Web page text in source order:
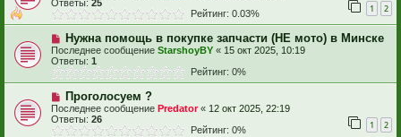
Ответы: 25 1 2
Рейтинг: 0.03%
Нужна помощь в покупке запчасти (НЕ мото) в Минске
Последнее сообщение StarshoyBY « 15 окт 2025, 10:19
Ответы: 1
Рейтинг: 0%
Проголосуем ?
Последнее сообщение Predator« 12 окт 2025, 22:19
Ответы: 26 1 2
Рейтинг: 0%